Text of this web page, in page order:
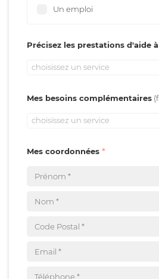
Un emploi
Précisez les prestations d'aide
choisissez un service
Mes besoins complémentaires
choisissez un service
Mes coordonnées